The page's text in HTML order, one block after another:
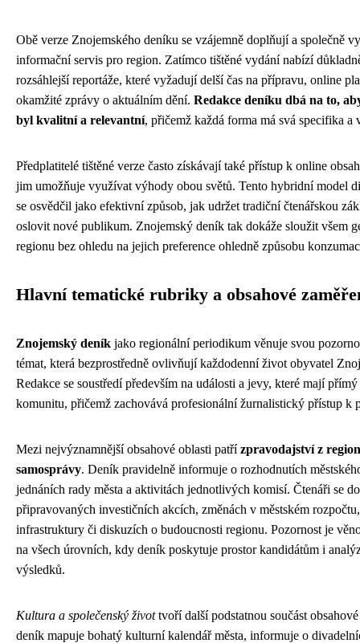
Obě verze Znojemského deníku se vzájemně doplňují a společně
informační servis pro region. Zatímco tištěné vydání nabízí
rozsáhlejší reportáže, které vyžadují delší čas na přípravu, online
okamžité zprávy o aktuálním dění. Redakce deníku dbá na to,
byl kvalitní a relevantní, přičemž každá forma má svá specifika a
Předplatitelé tištěné verze často získávají také přístup k online
jim umožňuje využívat výhody obou světů. Tento hybridní model
se osvědčil jako efektivní způsob, jak udržet tradiční čtenářskou
oslovit nové publikum. Znojemský deník tak dokáže sloužit všem
regionu bez ohledu na jejich preference ohledně způsobu
Hlavní tematické rubriky a obsahové
Znojemský deník jako regionální periodikum věnuje svou
témat, která bezprostředně ovlivňují každodenní život obyvatel
Redakce se soustředí především na události a jevy, které mají
komunitu, přičemž zachovává profesionální žurnalistický přístup k
Mezi nejvýznamnější obsahové oblasti patřízpravodajství z
samosprávy. Deník pravidelně informuje o rozhodnutích
jednáních rady města a aktivitách jednotlivých komisí. Čtenáři se
připravovaných investičních akcích, změnách v městském
infrastruktury či diskuzích o budoucnosti regionu. Pozornost je
na všech úrovních, kdy deník poskytuje prostor kandidátům i
výsledků.
Kultura a společenský živottvoří další podstatnou součást
deník mapuje bohatý kulturní kalendář města, informuje o